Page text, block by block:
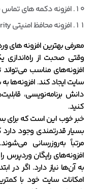
افزونه دکمه های تماس
افزونه محافظ امنیتی iThemes Security
معرفی بهترین افزونه های
وقتی صحبت از
افزونه‌های مناسب می‌تواند
سایت ایجاد کند. افزونه‌ها
دانش برنامه‌نویسی،
کنید.
خبر خوب این است که برای
بسیار قدرتمندی وجود
مرتباً به‌روزرسانی
افزونه‌های رایگان
به آن‌ها نیاز دارد. اگر در
امکانات سایت خود با